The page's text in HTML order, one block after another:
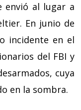
envió al lugar a
En junio de
incidente en el
del FBI y
cuya
en la sombra.